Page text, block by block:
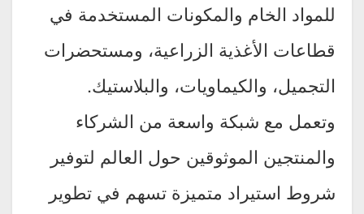
للمواد الخام والمكونات المستخدمة في
قطاعات الأغذية الزراعية، ومستحضرات
التجميل، والكيماويات، والبلاستيك.
وتعمل مع شبكة واسعة من الشركاء
والمنتجين الموثوقين حول العالم لتوفير
شروط استيراد متميزة تسهم في تطوير